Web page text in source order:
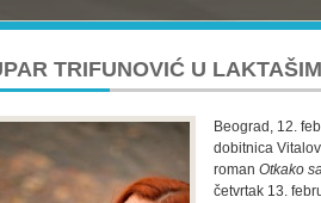
TRIFUNOVIĆ U
Beograd, 12.
dobitnica
roman Otkako
četvrtak 13.